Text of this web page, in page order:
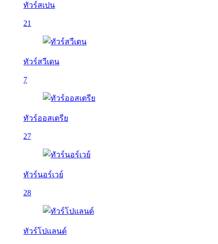
ทัวร์สเปน
21
ทัวร์สวีเดน
7
ทัวร์ออสเตรีย
27
ทัวร์นอร์เวย์
28
ทัวร์โปแลนด์